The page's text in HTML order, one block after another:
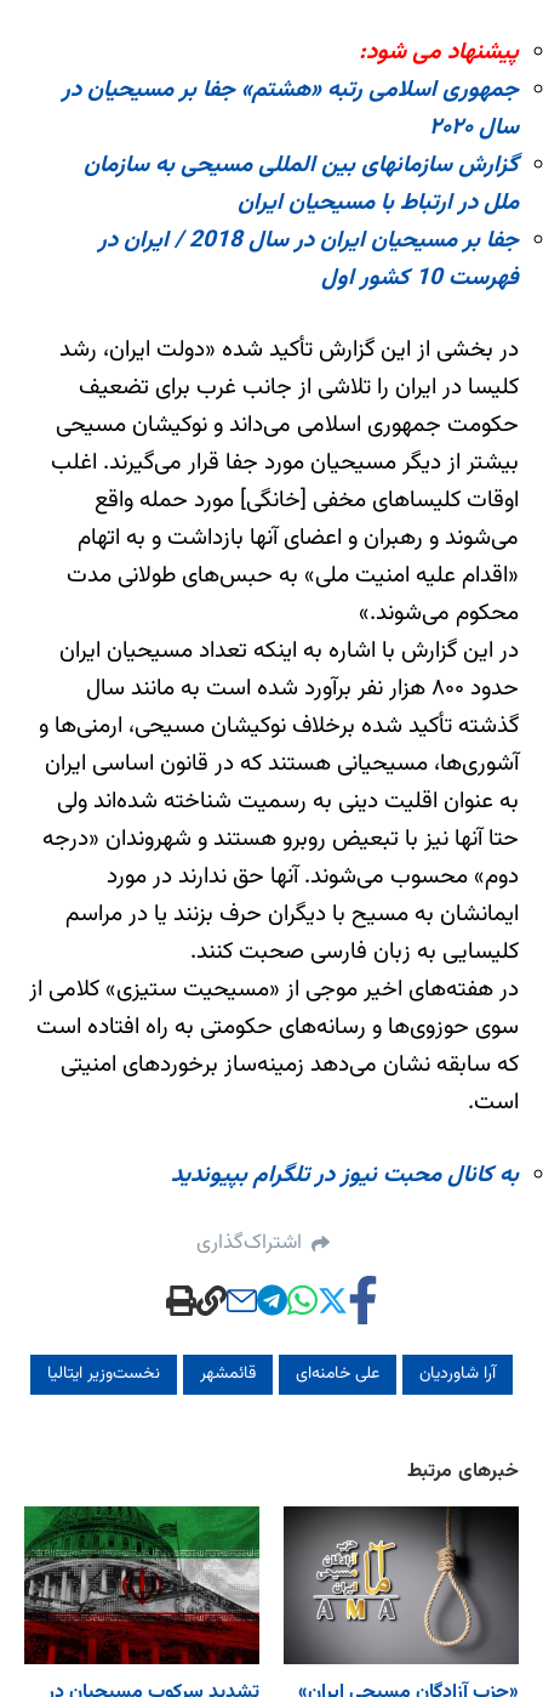
پیشنهاد می شود:
جمهوری اسلامی رتبه «هشتم» جفا بر مسیحیان در
سال ۲۰۲۰
گزارش سازمانهای بین المللی مسیحی به سازمان
ملل در ارتباط با مسیحیان ایران
جفا بر مسیحیان ایران در سال 2018 / ایران در
فهرست 10 کشور اول
در بخشی از این گزارش تأکید شده «دولت ایران، رشد
کلیسا در ایران را تلاشی از جانب غرب برای تضعیف
حکومت جمهوری اسلامی می‌داند و نوکیشان مسیحی
بیشتر از دیگر مسیحیان مورد جفا قرار می‌گیرند. اغلب
اوقات کلیساهای مخفی [خانگی] مورد حمله واقع
می‌شوند و رهبران و اعضای آنها بازداشت و به اتهام
«اقدام علیه امنیت ملی» به حبس‌های طولانی مدت
محکوم می‌شوند.»
در این گزارش با اشاره به اینکه تعداد مسیحیان ایران
حدود ۸۰۰ هزار نفر برآورد شده‌ است به مانند سال
گذشته تأکید شده برخلاف نوکیشان مسیحی، ارمنی‌ها و
آشوری‌ها، مسیحیانی هستند که در قانون اساسی ایران
به عنوان اقلیت دینی به رسمیت شناخته شده‌اند ولی
حتا آنها نیز با تبعیض روبرو هستند و شهروندان «درجه
دوم» محسوب می‌شوند. آنها حق ندارند در مورد
ایمانشان به مسیح با دیگران حرف بزنند یا در مراسم
کلیسایی به زبان فارسی صحبت کنند.
در هفته‌های اخیر موجی از «مسیحیت ستیزی» کلامی از
سوی حوزوی‌ها و رسانه‌های حکومتی به راه افتاده است
که سابقه نشان می‌دهد زمینه‌ساز برخوردهای امنیتی
است.
به کانال محبت نیوز در تلگرام بپیوندید
اشتراک‌گذاری
آرا شاوردیان علی خامنه‌ای قائمشهر نخست‌وزیر ایتالیا
خبرهای مرتبط